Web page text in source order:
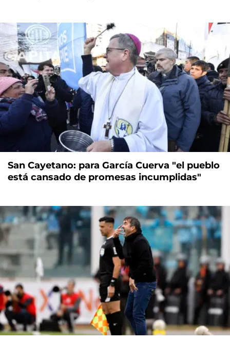
San Cayetano: para García Cuerva "el pueblo
está cansado de promesas incumplidas"